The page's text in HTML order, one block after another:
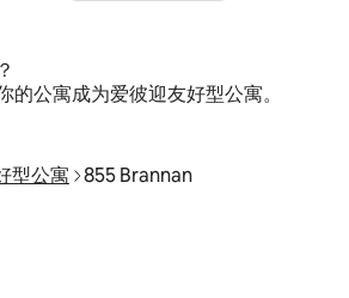
的公寓成为爱彼迎友好型公寓。
型公寓 855 Brannan